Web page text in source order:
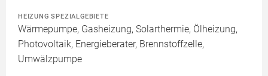
HEIZUNG SPEZIALGEBIETE
Wärmepumpe, Gasheizung, Solarthermie, Ölheizung,
Photovoltaik, Energieberater, Brennstoffzelle,
Umwälzpumpe